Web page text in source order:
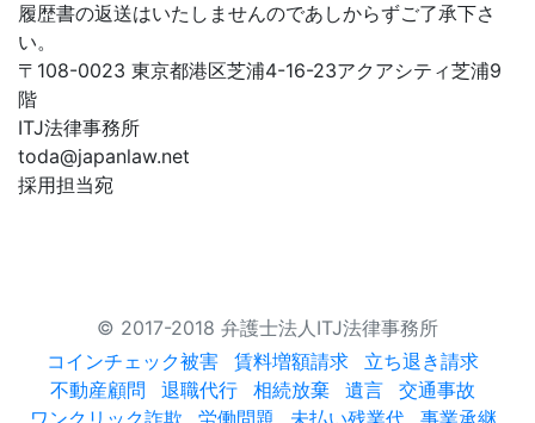
履歴書の返送はいたしませんのであしからずご了承下さ
い。
〒108-0023 東京都港区芝浦4-16-23アクアシティ芝浦9
階
ITJ法律事務所
toda@japanlaw.net
採用担当宛
© 2017-2018 弁護士法人ITJ法律事務所
コインチェック被害
賃料増額請求
立ち退き請求
不動産顧問
退職代行 相続放棄 遺言
交通事故
ワンクリック詐欺
労働問題 未払い残業代 事業承継